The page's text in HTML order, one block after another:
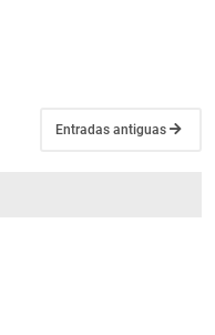
Entradas antiguas